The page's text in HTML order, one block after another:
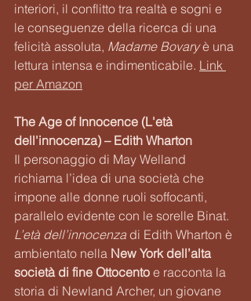
interiori, il conflitto tra realtà e sogni e
le conseguenze della ricerca di una
felicità assoluta, Madame Bovary è una
lettura intensa e indimenticabile. Link
per Amazon
The Age of Innocence (L'età
dell'innocenza) – Edith Wharton
Il personaggio di May Welland
richiama l’idea di una società che
impone alle donne ruoli soffocanti,
parallelo evidente con le sorelle Binat.
L’età dell’innocenza di Edith Wharton è
ambientato nella New York dell’alta
società di fine Ottocento e racconta la
storia di Newland Archer, un giovane